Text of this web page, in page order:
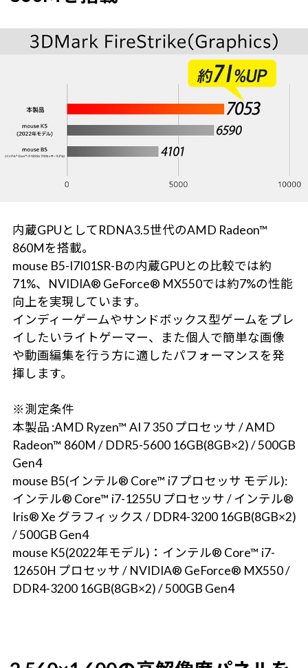
内蔵GPUとしてRDNA3.5世代のAMD Radeon™
860Mを搭載。
mouse B5-I7I01SR-Bの内蔵GPUとの比較では約
71%、NVIDIA® GeForce® MX550では約7%の性能
向上を実現しています。
インディーゲームやサンドボックス型ゲームをプレ
イしたいライトゲーマー、また個人で簡単な画像
や動画編集を行う方に適したパフォーマンスを発
揮します。
※測定条件
本製品 :AMD Ryzen™ AI 7 350 プロセッサ / AMD
Radeon™ 860M / DDR5-5600 16GB(8GB×2) / 500GB
Gen4
mouse B5(インテル® Core™ i7 プロセッサ モデル):
インテル® Core™ i7-1255U プロセッサ / インテル®
Iris® Xe グラフィックス / DDR4-3200 16GB(8GB×2)
/ 500GB Gen4
mouse K5(2022年モデル)：インテル® Core™ i7-
12650H プロセッサ / NVIDIA® GeForce® MX550 /
DDR4-3200 16GB(8GB×2) / 500GB Gen4